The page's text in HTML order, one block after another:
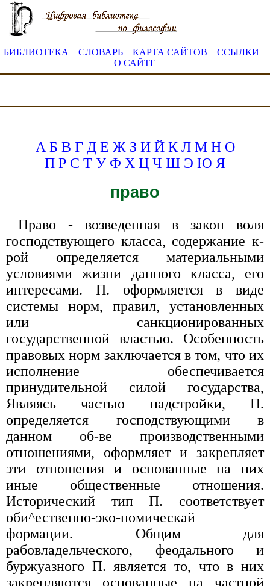
БИБЛИОТЕКА СЛОВАРЬ КАРТА САЙТОВ
ССЫЛКИ
О САЙТЕ
А Б В Г Д Е Ж З И Й К Л М Н О
П Р С Т У Ф Х Ц Ч Ш Э Ю Я
право
Право - возведенная в закон воля
господствующего класса, содержание к-
рой определяется материальными
условиями жизни данного класса, его
интересами. П. оформляется в виде
системы норм, правил, установленных
или санкционированных
государственной властью. Особенность
правовых норм заключается в том, что их
исполнение обеспечивается
принудительной силой государства,
Являясь частью надстройки, П.
определяется господствующими в
данном об-ве производственными
отношениями, оформляет и закрепляет
эти отношения и основанные на них
иные общественные отношения.
Исторический тип П. соответствует
оби^ественно-эко-номическай
формации. Общим для
рабовладельческого, феодального и
буржуазного П. является то, что в них
закрепляются основанные на частной